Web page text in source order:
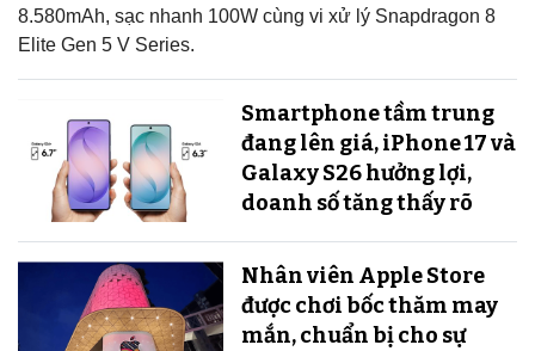
8.580mAh, sạc nhanh 100W cùng vi xử lý Snapdragon 8
Elite Gen 5 V Series.
Smartphone tầm trung
đang lên giá, iPhone 17 và
Galaxy S26 hưởng lợi,
doanh số tăng thấy rõ
Nhân viên Apple Store
được chơi bốc thăm may
mắn, chuẩn bị cho sự